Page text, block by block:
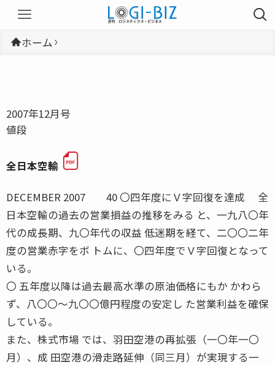
ホーム
2007年12月号
値段
全日本空輸
DECEMBER 2007 40 〇四年度にＶ字回復を達成 全
日本空輸の過去の営業損益の推移をみる と、一九八〇年
代の成長期、九〇年代の収益 低迷期を経て、二〇〇二年
度の営業赤字をボ トムに、〇四年度でＶ字回復となって
いる。
〇 五年度以降は過去最高水準の原油価格にもか かわら
ず、八〇〇〜九〇〇億円程度の安定し た営業利益を確保
している。
また、株式市場 では、羽田空港の再拡張（一〇年一〇
月）、成 田空港の滑走路延伸（同三月）が実現する一